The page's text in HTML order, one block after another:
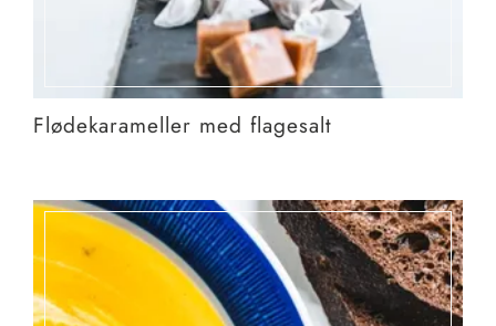
Flødekarameller med flagesalt